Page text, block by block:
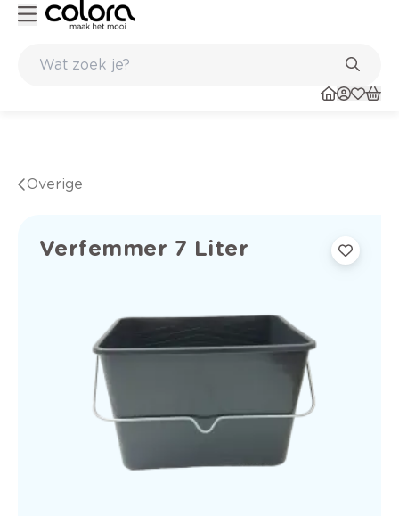
Overige
Verfemmer 7 Liter